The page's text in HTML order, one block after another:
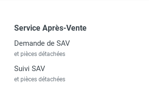
Service Après-Vente
Demande de SAV
et pièces détachées
Suivi SAV
et pièces détachées